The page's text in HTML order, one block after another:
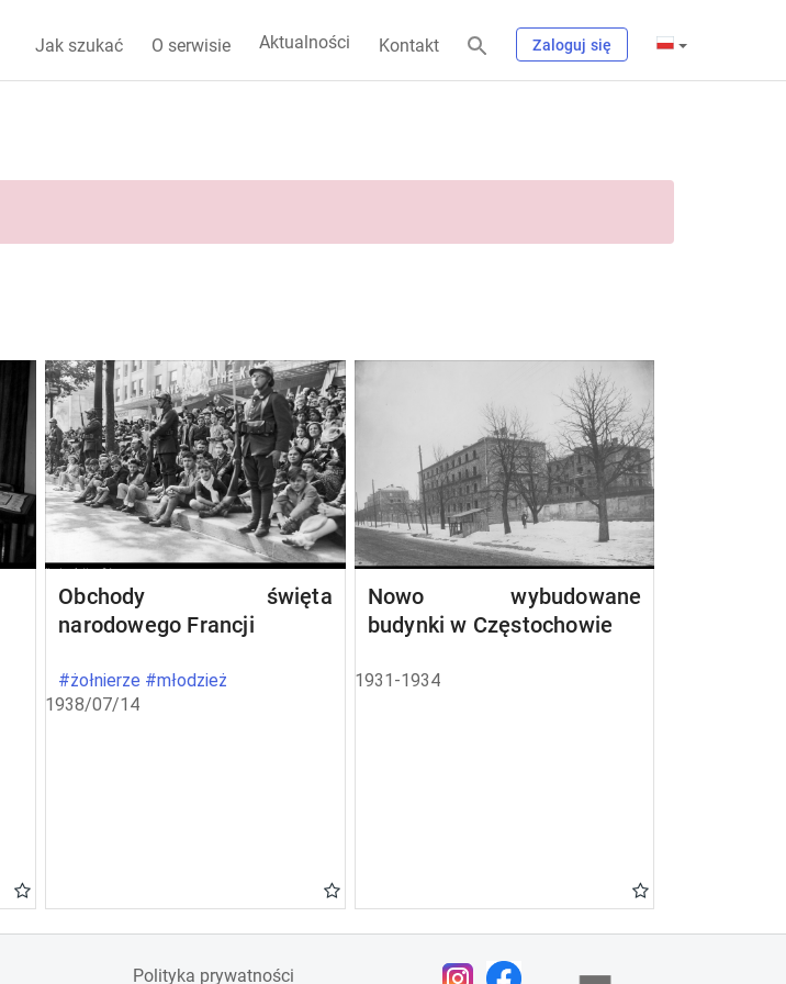
Jak szukać O serwisie Aktualności Kontakt Zaloguj się
Obchody święta
narodowego Francji
#żołnierze #młodzież
1938/07/14
Nowo wybudowane
budynki w Częstochowie
1931-1934
Polityka prywatności